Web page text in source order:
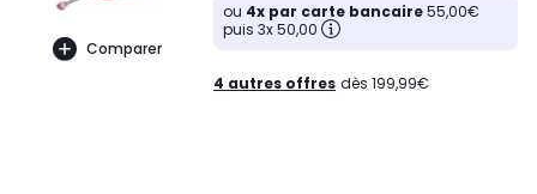
Comparer
ou 4x par carte bancaire55,00€
puis 3x 50,00
4 autres offres dès 199,99€